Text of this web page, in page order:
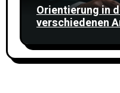
Orientierung in
verschiedenen